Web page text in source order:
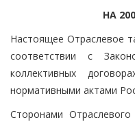
НА
Настоящее Отраслевое
соответствии с
коллективных
нормативными актами
Сторонами